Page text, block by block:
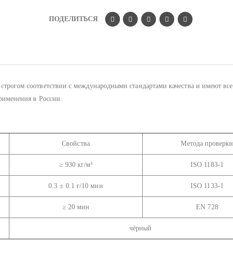
ПОДЕЛИТЬСЯ
соответствии с международными стандартами качества и имеют все
в России.
Свойства Метода проверки
≥ 930 кг/м³ ISO 1183-1
0.3 ± 0.1 г/10 мин ISO 1133-1
≥ 20 мин EN 728
чёрный